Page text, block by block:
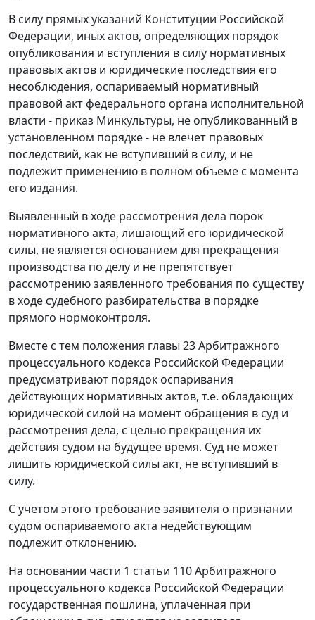
В силу прямых указаний Конституции Российской
Федерации, иных актов, определяющих порядок
опубликования и вступления в силу нормативных
правовых актов и юридические последствия его
несоблюдения, оспариваемый нормативный
правовой акт федерального органа исполнительной
власти - приказ Минкультуры, не опубликованный в
установленном порядке - не влечет правовых
последствий, как не вступивший в силу, и не
подлежит применению в полном объеме с момента
его издания.
Выявленный в ходе рассмотрения дела порок
нормативного акта, лишающий его юридической
силы, не является основанием для прекращения
производства по делу и не препятствует
рассмотрению заявленного требования по существу
в ходе судебного разбирательства в порядке
прямого нормоконтроля.
Вместе с тем положения главы 23 Арбитражного
процессуального кодекса Российской Федерации
предусматривают порядок оспаривания
действующих нормативных актов, т.е. обладающих
юридической силой на момент обращения в суд и
рассмотрения дела, с целью прекращения их
действия судом на будущее время. Суд не может
лишить юридической силы акт, не вступивший в
силу.
С учетом этого требование заявителя о признании
судом оспариваемого акта недействующим
подлежит отклонению.
На основании части 1 статьи 110 Арбитражного
процессуального кодекса Российской Федерации
государственная пошлина, уплаченная при